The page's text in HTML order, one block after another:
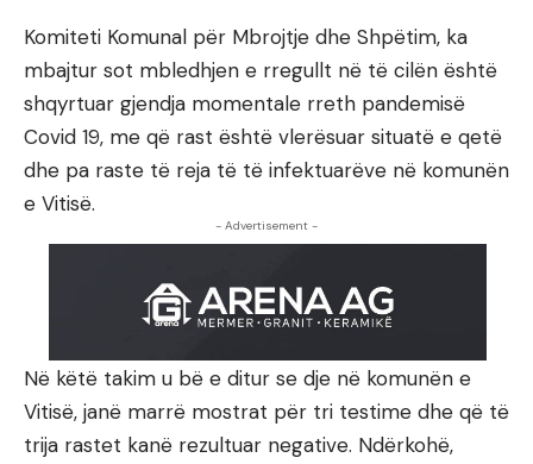
Komiteti Komunal për Mbrojtje dhe Shpëtim, ka
mbajtur sot mbledhjen e rregullt në të cilën është
shqyrtuar gjendja momentale rreth pandemisë
Covid 19, me që rast është vlerësuar situatë e qetë
dhe pa raste të reja të të infektuarëve në komunën
e Vitisë.
- Advertisement -
Në këtë takim u bë e ditur se dje në komunën e
Vitisë, janë marrë mostrat për tri testime dhe që të
trija rastet kanë rezultuar negative. Ndërkohë,